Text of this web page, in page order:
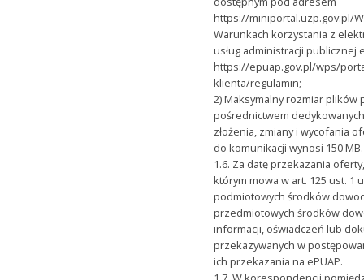
https://miniportal.uzp.gov.pl/
Warunkach korzystania z
usług administracji publicznej
https://epuap.gov.pl/wps/
klienta/regulamin;
2) Maksymalny rozmiar plików
pośrednictwem
złożenia, zmiany i wycofania
do komunikacji wynosi 150 MB.
1.6. Za datę przekazania
którym mowa w art. 125 ust. 1
podmiotowych środków
przedmiotowych środków
informacji, oświadczeń lub
przekazywanych w
ich przekazania na ePUAP.